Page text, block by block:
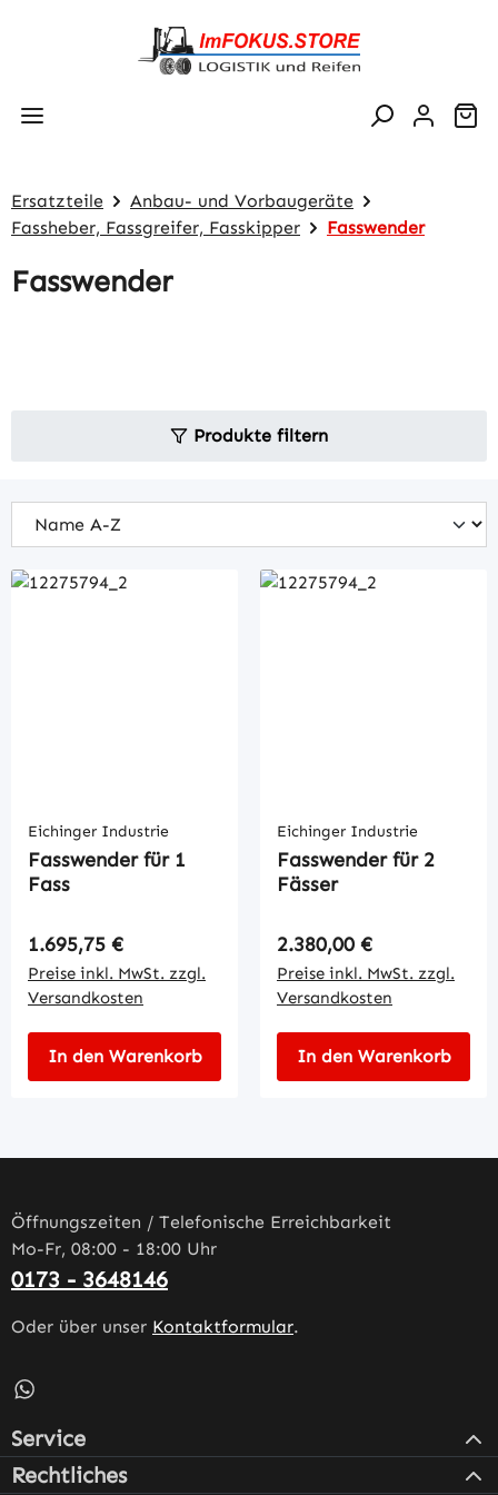
Zum Hauptinhalt springen
Ersatzteile
Anbau- und Vorbaugeräte
Fassheber, Fassgreifer, Fasskipper
Fasswender
Fasswender
Produkte filtern
Eichinger Industrie
Fasswender für 1
Fass
Regulärer Preis:
1.695,75 €
Preise inkl. MwSt. zzgl.
Versandkosten
In den Warenkorb
Eichinger Industrie
Fasswender für 2
Fässer
Regulärer Preis:
2.380,00 €
Preise inkl. MwSt. zzgl.
Versandkosten
In den Warenkorb
Öffnungszeiten / Telefonische Erreichbarkeit
Mo-Fr, 08:00 - 18:00 Uhr
0173 - 3648146
Oder über unser Kontaktformular.
Schreib uns auf WhatsApp – öffnet in neuem Tab
Service
Rechtliches